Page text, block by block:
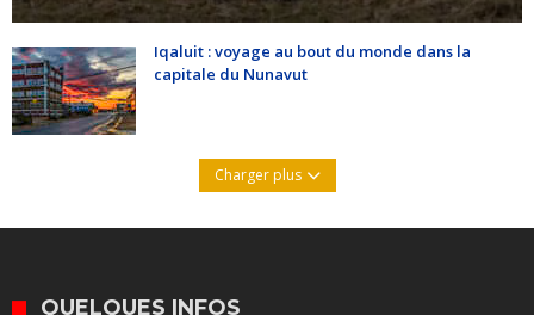
Iqaluit : voyage au bout du monde dans la
capitale du Nunavut
Charger plus
QUELQUES INFOS